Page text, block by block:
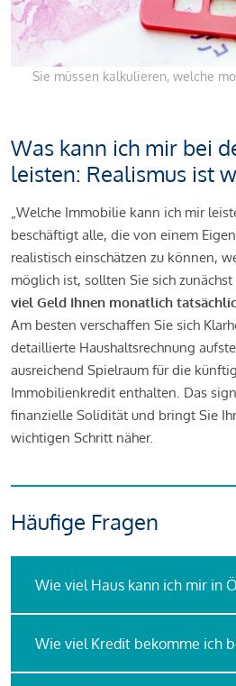
Sie müssen kalkulieren, welche
Was kann ich mir bei
leisten: Realismus ist
„Welche Immobilie kann ich mir
beschäftigt alle, die von einem
realistisch einschätzen zu können,
möglich ist, sollten Sie sich
viel Geld Ihnen monatlich
Am besten verschaffen Sie sich
detaillierte Haushaltsrechnung
ausreichend Spielraum für die
Immobilienkredit enthalten. Das
finanzielle Solidität und bringt Sie
wichtigen Schritt näher.
Häufige Fragen
Wie viel Haus kann ich mir in
Wie viel Kredit bekomme ich